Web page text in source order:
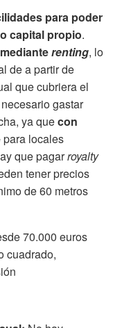
para poder
capital propio.
renting, lo
de a partir de
que cubriera el
gastar
ya quecon
para locales
que pagarroyalty
tener precios
de 60 metros
70.000 euros
cuadrado,